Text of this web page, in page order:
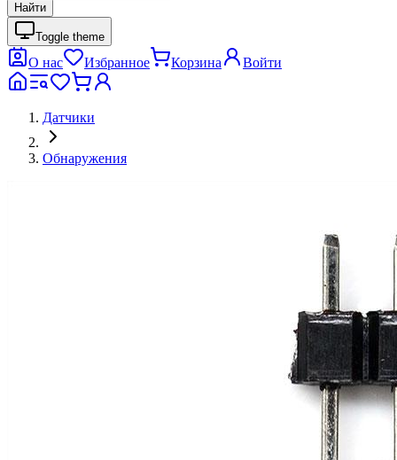
Найти
Toggle theme
О нас Избранное Корзина Войти
Датчики
Обнаружения